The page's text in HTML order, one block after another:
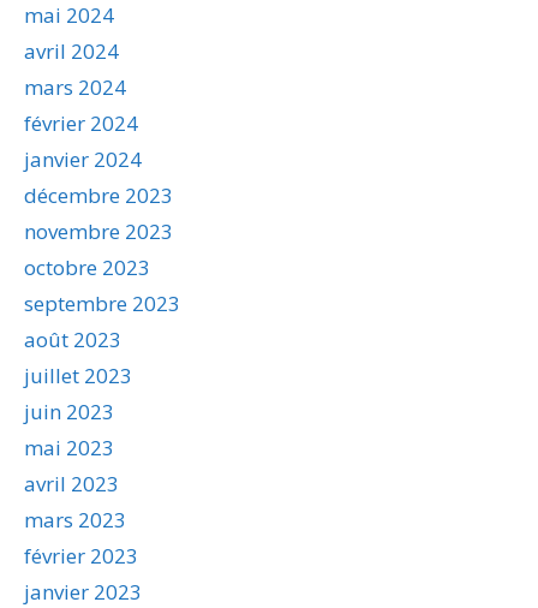
mai 2024
avril 2024
mars 2024
février 2024
janvier 2024
décembre 2023
novembre 2023
octobre 2023
septembre 2023
août 2023
juillet 2023
juin 2023
mai 2023
avril 2023
mars 2023
février 2023
janvier 2023